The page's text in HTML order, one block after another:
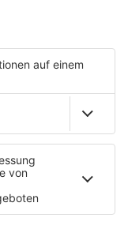
ein Haus